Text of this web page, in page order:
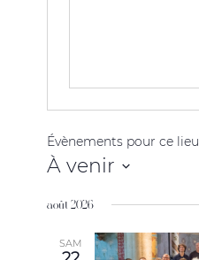
Évènements pour ce lieu
À venir
une
août 2026
SAM